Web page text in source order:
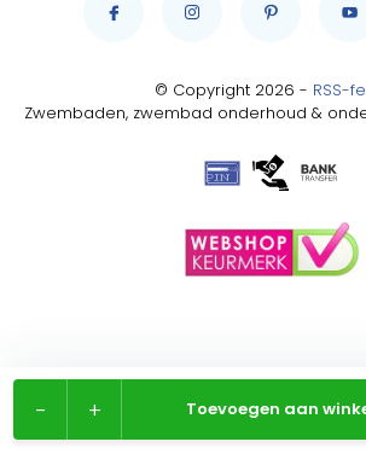
+
- Toevoegen aan
© Copyright 2026 - RSS-
Zwembaden, zwembad onderhoud &